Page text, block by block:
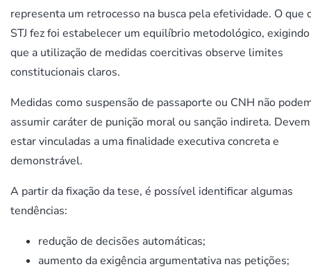
representa um retrocesso na busca pela efetividade. O que
STJ fez foi estabelecer um equilíbrio metodológico, exigindo
que a utilização de medidas coercitivas observe limites
constitucionais claros.
Medidas como suspensão de passaporte ou CNH não
assumir caráter de punição moral ou sanção indireta. Devem
estar vinculadas a uma finalidade executiva concreta e
demonstrável.
A partir da fixação da tese, é possível identificar algumas
tendências:
redução de decisões automáticas;
aumento da exigência argumentativa nas petições;